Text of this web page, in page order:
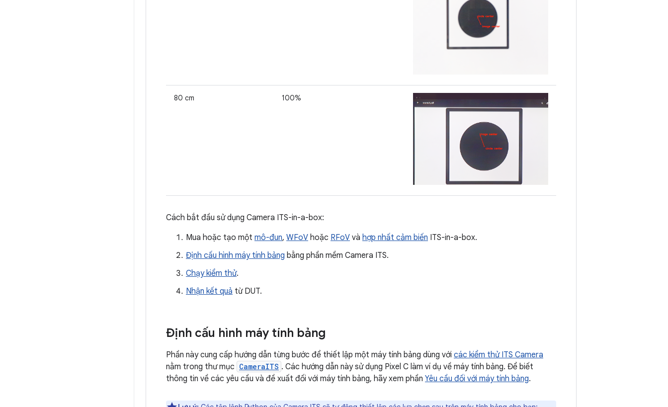
80 cm 100%
Cách bắt đầu sử dụng Camera ITS-in-a-box:
Mua hoặc tạo một mô-đun, WFoV hoặc RFoV và hợp nhất cảm biến ITS-in-a-box.
Định cấu hình máy tính bảng bằng phần mềm Camera ITS.
Chạy kiểm thử.
Nhận kết quả từ DUT.
Định cấu hình máy tính bảng
Phần này cung cấp hướng dẫn từng bước để thiết lập một máy tính bảng dùng với các kiểm thử ITS Camera
nằm trong thư mục CameraITS . Các hướng dẫn này sử dụng Pixel C làm ví dụ về máy tính bảng. Để biết
thông tin về các yêu cầu và đề xuất đối với máy tính bảng, hãy xem phần Yêu cầu đối với máy tính bảng.